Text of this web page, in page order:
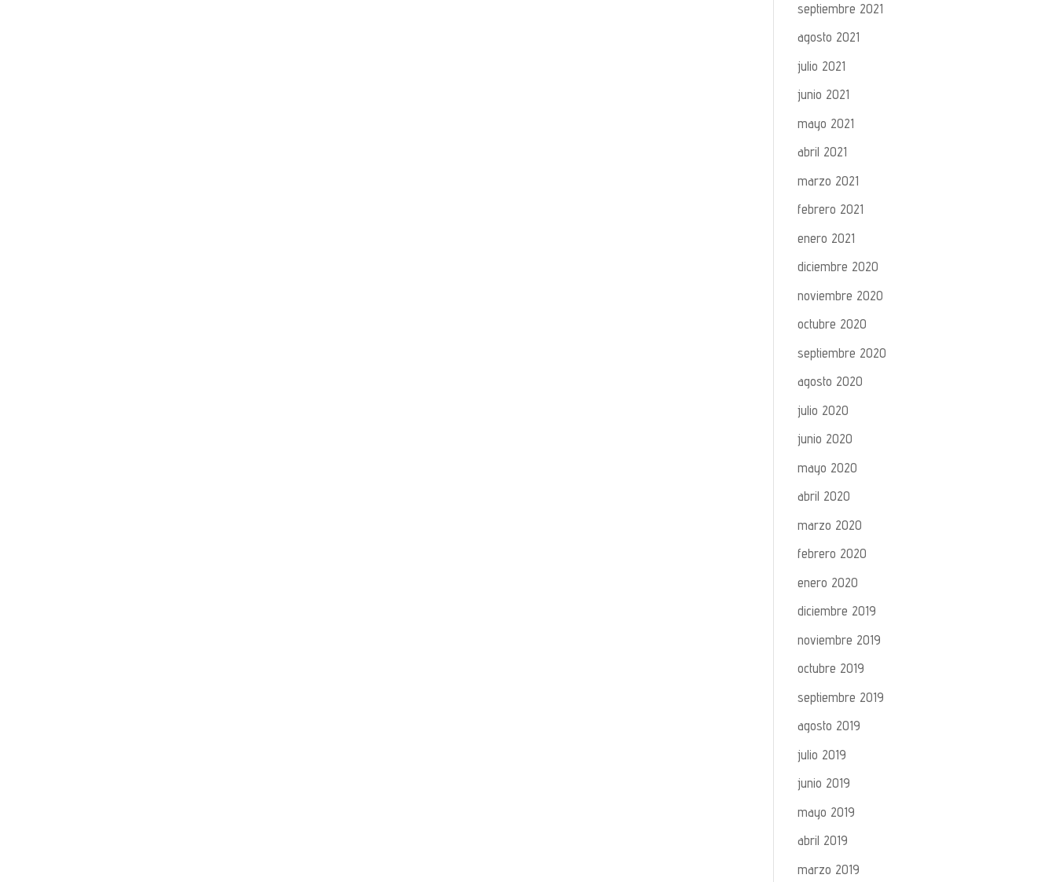
septiembre 2021
agosto 2021
julio 2021
junio 2021
mayo 2021
abril 2021
marzo 2021
febrero 2021
enero 2021
diciembre 2020
noviembre 2020
octubre 2020
septiembre 2020
agosto 2020
julio 2020
junio 2020
mayo 2020
abril 2020
marzo 2020
febrero 2020
enero 2020
diciembre 2019
noviembre 2019
octubre 2019
septiembre 2019
agosto 2019
julio 2019
junio 2019
mayo 2019
abril 2019
marzo 2019